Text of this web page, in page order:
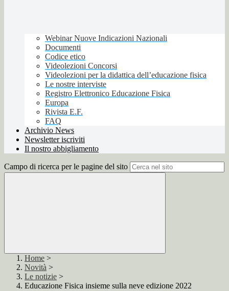
Webinar Nuove Indicazioni Nazionali
Documenti
Codice etico
Videolezioni Concorsi
Videolezioni per la didattica dell’educazione fisica
Le nostre interviste
Registro Elettronico Educazione Fisica
Europa
Rivista E.F.
FAQ
Archivio News
Newsletter iscriviti
Il nostro abbigliamento
Campo di ricerca per le pagine del sito
Home >
Novità >
Le notizie >
Educazione Fisica insieme sulla neve edizione 2022